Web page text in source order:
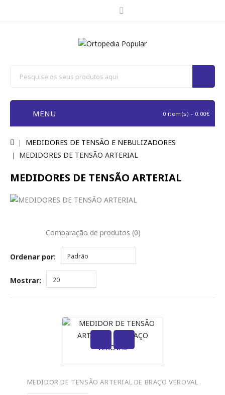
0 item(s) - 0.00€
MENU
MEDIDORES DE TENSÃO E NEBULIZADORES
MEDIDORES DE TENSÃO ARTERIAL
MEDIDORES DE TENSÃO ARTERIAL
Comparação de produtos (0)
Ordenar por: Padrão
Mostrar: 20
MEDIDOR DE TENSÃO ARTERIAL DE BRAÇO VEROVAL